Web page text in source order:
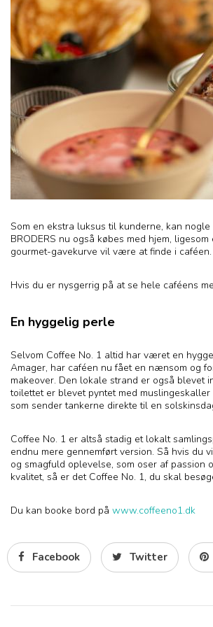
Som en ekstra luksus til kunderne, kan
BRODERS nu også købes med hjem,
gourmet-gavekurve vil være at finde i caféen.
Hvis du er nysgerrig på at se hele caféens
En hyggelig perle
Selvom Coffee No. 1 altid har været en
Amager, har caféen nu fået en nænsom og
makeover. Den lokale strand er også blevet
toilettet er blevet pyntet med muslingeskaller
som sender tankerne direkte til en
Coffee No. 1 er altså stadig et lokalt
endnu mere gennemført version. Så hvis du
og smagfuld oplevelse, som oser af passion
kvalitet, så er det Coffee No. 1, du skal
Du kan booke bord på www.coffeeno1.dk
Facebook Twitter